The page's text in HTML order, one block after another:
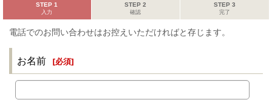
STEP 1
入力
STEP 2
確認
STEP 3
完了
電話でのお問い合わせはお控えいただければと存じます。
お名前 [必須]